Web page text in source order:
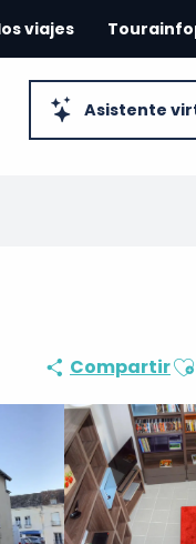
Asistente
viajes
Compartir